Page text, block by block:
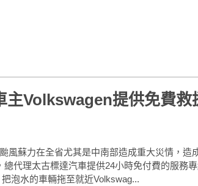
主Volkswagen提供免費救
風蘇力在全省尤其是中南部造成重大災情，造
代理太古標達汽車提供24小時免付費的服務專
泡水的車輛拖至就近Volkswag...